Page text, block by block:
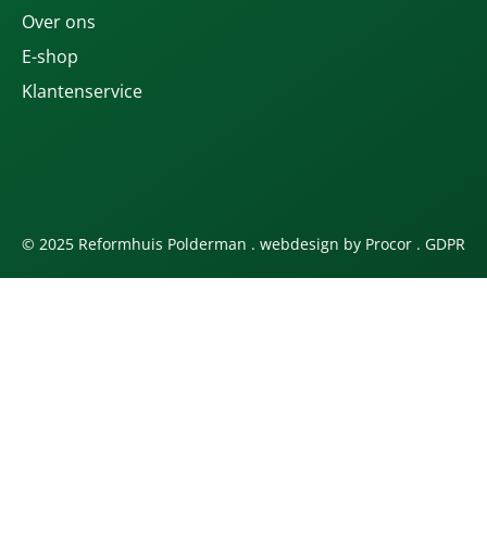
Over ons
E-shop
Klantenservice
© 2025 Reformhuis Polderman . webdesign by Procor . GDPR